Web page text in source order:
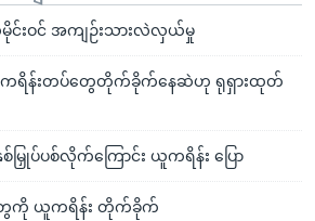
င်းဝင် အကျဉ်းသားလဲလှယ်မှု
ယူကရိန်းတပ်တွေတိုက်ခိုက်နေဆဲဟု ရုရှားထုတ်
မြှုပ်ပစ်လိုက်ကြောင်း ယူကရိန်း ပြော
ေကို ယူကရိန်း တိုက်ခိုက်